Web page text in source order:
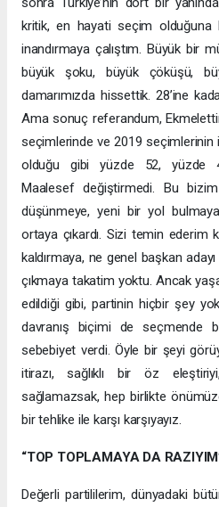
kritik, en hayati seçim olduğuna
inandırmaya çalıştım. Büyük bir
büyük şoku, büyük çöküşü,
damarımızda hissettik. 28’ine
Ama sonuç referandum,
seçimlerinde ve 2019 seçimlerinin
olduğu gibi yüzde 52, yüzde
Maalesef değiştirmedi. Bu
düşünmeye, yeni bir yol bulmaya
ortaya çıkardı. Sizi temin ederim
kaldırmaya, ne genel başkan
çıkmaya takatim yoktu. Ancak
edildiği gibi, partinin hiçbir şey
davranış biçimi de seçmende
sebebiyet verdi. Öyle bir şeyi
itirazı, sağlıklı bir öz
sağlamazsak, hep birlikte
bir tehlike ile karşı karşıyayız.
“TOP TOPLAMAYA DA
Değerli partililerim, dünyadaki